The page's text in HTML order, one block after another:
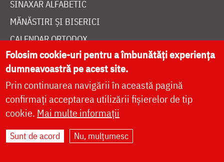
SINAXAR ALFABETIC
MĂNĂSTIRI ȘI BISERICI
CALENDAR ORTODOX
WIDGET DOXOLOGIA
RADIO DOXOLOGIA
DESPRE NOI
Folosim cookie-uri pentru a îmbunătăți experiența
dumneavoastră pe acest site.
Prin continuarea navigării în această pagină
confirmați acceptarea utilizării fișierelor de tip
cookie. Mai multe informații
Sunt de acord Nu, mulțumesc